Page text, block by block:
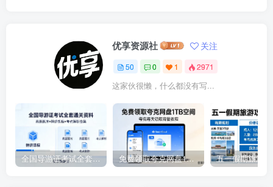
优享资源社 关注
50 0 1 2971
这家伙很懒，什么都没有写...
全国导游证考试全套通关资料｜真题题库 + 精讲课程 + 考点解析合集 免费领取夸克网盘1TB空间，夸克每天领取容量教程。